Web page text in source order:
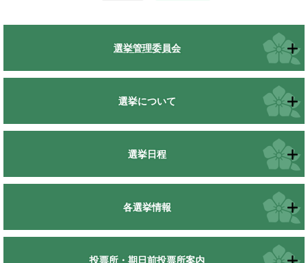
選挙管理委員会
選挙について
選挙日程
各選挙情報
投票所・期日前投票所案内